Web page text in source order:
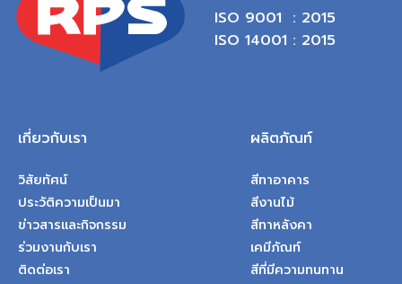
ISO 9001 : 2015
ISO 14001 : 2015
เกี่ยวกับเรา
วิสัยทัศน์
ประวัติความเป็นมา
ข่าวสารและกิจกรรม
ร่วมงานกับเรา
ติดต่อเรา
ผลิตภัณท์
สีทาอาคาร
สีงานไม้
สีทาหลังคา
เคมีภัณท์
สีที่มีความทนทาน